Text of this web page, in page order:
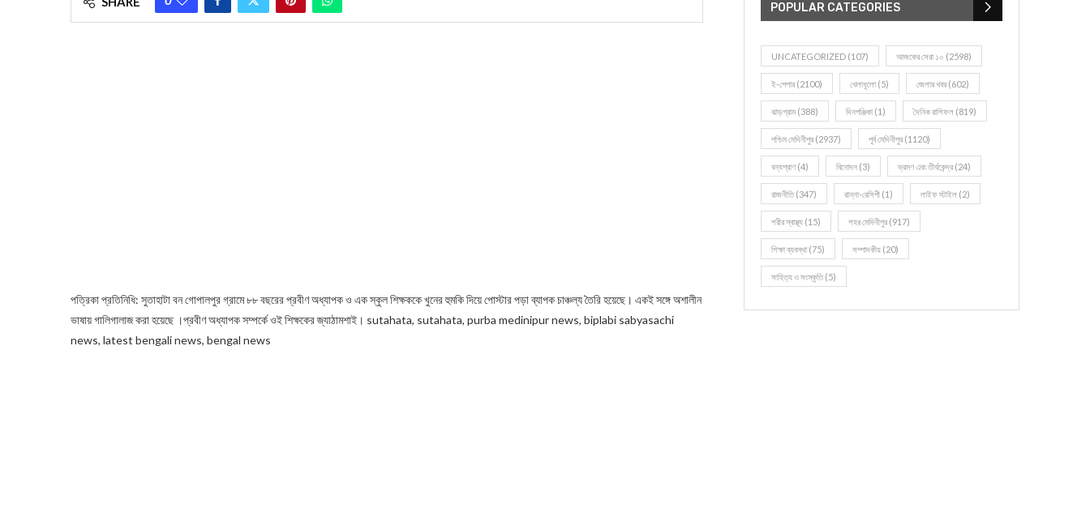
পত্রিক‍া প্রতিনিধি: সুতাহাটা বন গোপালপুর গ্রামে ৮৮ বছরের প্রবীণ অধ্যাপক ও এক স্কুল শিক্ষককে খুনের হুমকি দিয়ে পোস্টার পড়া ব্যাপক চাঞ্চল্য তৈরি হয়েছে। একই সঙ্গে অশালীন
ভাষায় গালিগালাজ করা হয়েছে ।প্রবীণ অধ্যাপক সম্পর্কে ওই শিক্ষকের জ্যাঠামশাই। sutahata, sutahata, purba medinipur news, biplabi sabyasachi
news, latest bengali news, bengal news
POPULAR CATEGORIES
UNCATEGORIZED (107) আজকের সেরা ১০ (2598)
ই-পেপার (2100) খেলাধূলো (5) জেলার খবর (602)
ঝাড়গ্রাম (388) দিনপঞ্জিকা (1) দৈনিক রাশিফল (819)
পশ্চিম মেদিনীপুর (2937) পূর্ব মেদিনীপুর (1120)
বন্যপ্রাণ (4) বিনোদন (3) ভ্রমণ এবং তীর্থকেন্দ্র (24)
রাজনীতি(347) রান্না-রেসিপী (1) লাইফ স্টাইল (2)
শরীর স্বাস্থ্য (15) শহর মেদিনীপুর (917)
শিক্ষা ব্যবস্থা (75) সম্পাদকীয় (20)
সাহিত্য ও সংস্কৃতি(5)